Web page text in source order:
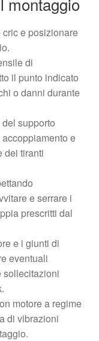
e posizionare
di
il punto indicato
o danni durante
supporto
e
dei tiranti
e serrare i
prescritti dal
e i giunti di
eventuali
sollecitazioni
motore a regime
di vibrazioni